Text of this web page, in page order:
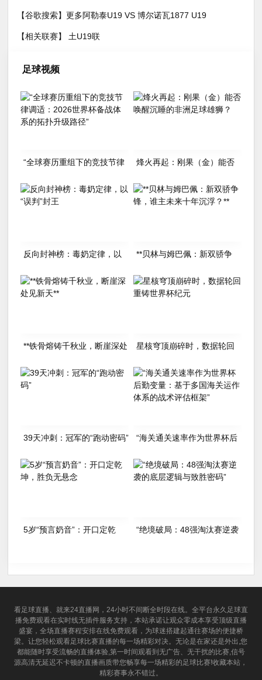
【谷歌搜索】更多阿勒泰U19 VS 博尔诺瓦1877 U19
【相关联赛】 土U19联
足球视频
“全球赛历重组下的竞技节律
的拓扑升级路径”
烽火再起：刚果（金）能否
反向封神榜：毒奶定律，以
**贝林与姆巴佩：新双骄争
**铁骨熔铸千秋业，断崖深处
星核穹顶崩碎时，数据轮回
39天冲刺：冠军的“跑动密码”
“海关通关速率作为世界杯后
系的战术评估框架”
5岁“预言奶音”：开口定乾
“绝境破局：48强淘汰赛逆袭
看足球直播、就来24直播网，24小时不间断全时段在线。全平台永久足球直
播免费观看在实时线无插件服务支持，本站承诺让观众零成本享受顶级直播
盛宴，全场直播赛程安排在线免费观看，为球迷搭建起通往赛场的便捷桥
梁。让您轻松观看足球比赛直播的每一场精彩对决。无论是在家还是外出,您
都能随时享受流畅的直播体验,第一时间观看到无广告、无干扰的比赛,信号
源高清无延迟不卡顿的直播画质带您畅享每一场精彩的足球比赛!收藏本站，
精彩赛事永不错过。